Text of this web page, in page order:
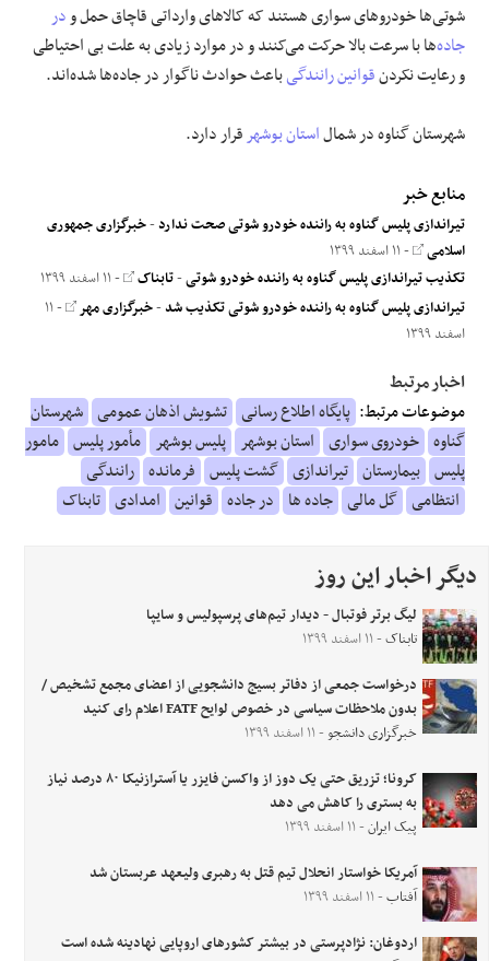
شوتی‌ها خودروهای سواری هستند که کالاهای وارداتی قاچاق حمل ودر
جاده‌ها با سرعت بالا حرکت می‌کنند و در موارد زیادی به علت بی احتیاطی
و رعایت نکردنقوانینرانندگیباعث حوادث ناگوار در جاده‌ها شده‌اند.
شهرستان گناوه در شمالاستان بوشهرقرار دارد.
منابع خبر
تیراندازی پلیس گناوه به راننده خودرو شوتی صحت ندارد-خبرگزاری جمهوری
اسلامی - ۱۱ اسفند ۱۳۹۹
تکذیب تیراندازی پلیس گناوه به راننده خودرو شوتی-تابناک - ۱۱ اسفند ۱۳۹۹
تیراندازی پلیس گناوه به راننده خودرو شوتی تکذیب شد-خبرگزاری مهر
- ۱۱
اسفند ۱۳۹۹
اخبار مرتبط
موضوعات مرتبط: پایگاه اطلاع رسانی تشویش اذهان عمومی شهرستان
گناوه خودروی سواری استان بوشهر پلیس بوشهر مأمور پلیس مامور
پلیس بیمارستان تیراندازی گشت پلیس فرمانده رانندگی
انتظامی گل مالی جاده ها در جاده قوانین امدادی تابناک
دیگر اخبار این روز
لیگ برتر فوتبال - دیدار تیم‌های پرسپولیس و سایپا
تابناک- ۱۱ اسفند ۱۳۹۹
درخواست جمعی از دفاتر بسیج دانشجویی از اعضای مجمع تشخیص /
بدون ملاحظات سیاسی در خصوص لوایح FATF اعلام رای کنید
خبرگزاری دانشجو- ۱۱ اسفند ۱۳۹۹
کرونا؛ تزریق حتی یک دوز از واکسن فایزر یا آسترازنیکا ۸۰ درصد نیاز
به بستری را کاهش می دهد
پیک ایران- ۱۱ اسفند ۱۳۹۹
آمریکا خواستار انحلال تیم قتل به رهبری ولیعهد عربستان شد
آفتاب- ۱۱ اسفند ۱۳۹۹
اردوغان: نژادپرستی در بیشتر کشورهای اروپایی نهادینه شده است